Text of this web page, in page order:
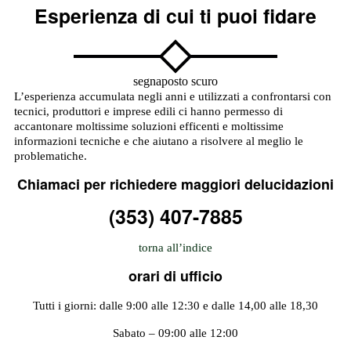
Esperienza di cui ti puoi fidare
segnaposto scuro
L’esperienza accumulata negli anni e utilizzati a confrontarsi con
tecnici, produttori e imprese edili ci hanno permesso di
accantonare moltissime soluzioni efficenti e moltissime
informazioni tecniche e che aiutano a risolvere al meglio le
problematiche.
Chiamaci per richiedere maggiori delucidazioni
(353) 407-7885
torna all’indice
orari di ufficio
Tutti i giorni: dalle 9:00 alle 12:30 e dalle 14,00 alle 18,30
Sabato – 09:00 alle 12:00